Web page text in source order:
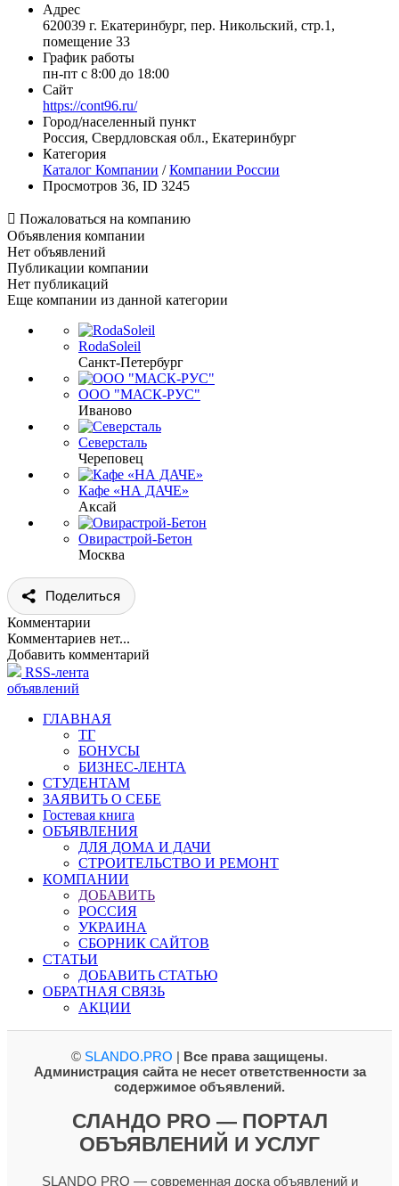
Адрес
620039 г. Екатеринбург, пер. Никольский, стр.1,
помещение 33
График работы
пн-пт с 8:00 до 18:00
Сайт
https://cont96.ru/
Город/населенный пункт
Россия, Свердловская обл., Екатеринбург
Категория
Каталог Компании /Компании России
Просмотров 36, ID 3245
 Пожаловаться на компанию
Объявления компании
Нет объявлений
Публикации компании
Нет публикаций
Еще компании из данной категории
RodaSoleil
Санкт-Петербург
ООО "МАСК-РУС"
Иваново
Северсталь
Череповец
Кафе «НА ДАЧЕ»
Аксай
Овирастрой-Бетон
Москва
Поделиться
Комментарии
Комментариев нет...
Добавить комментарий
RSS-лента
объявлений
ГЛАВНАЯ
ТГ
БОНУСЫ
БИЗНЕС-ЛЕНТА
СТУДЕНТАМ
ЗАЯВИТЬ О СЕБЕ
Гостевая книга
ОБЪЯВЛЕНИЯ
ДЛЯ ДОМА И ДАЧИ
СТРОИТЕЛЬСТВО И РЕМОНТ
КОМПАНИИ
ДОБАВИТЬ
РОССИЯ
УКРАИНА
СБОРНИК САЙТОВ
СТАТЬИ
ДОБАВИТЬ СТАТЬЮ
ОБРАТНАЯ СВЯЗЬ
АКЦИИ
© SLANDO.PRO | Все права защищены.
Администрация сайта не несет ответственности за
содержимое объявлений.
СЛАНДО PRO — ПОРТАЛ
ОБЪЯВЛЕНИЙ И УСЛУГ
SLANDO PRO — современная доска объявлений и